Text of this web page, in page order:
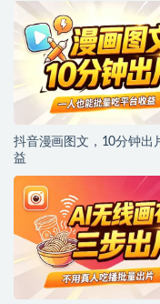
抖音漫画图文，10分钟出
益